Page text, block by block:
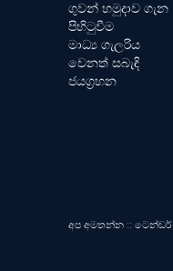
ගුවන් හමුදාව ගැන
පිහිටුවීම
මාධ්‍ය ගැලරිය
වෙනත් සබැඳි
ජයග්‍රහන
අප අමතන්න :: ටෙන්ඩර්